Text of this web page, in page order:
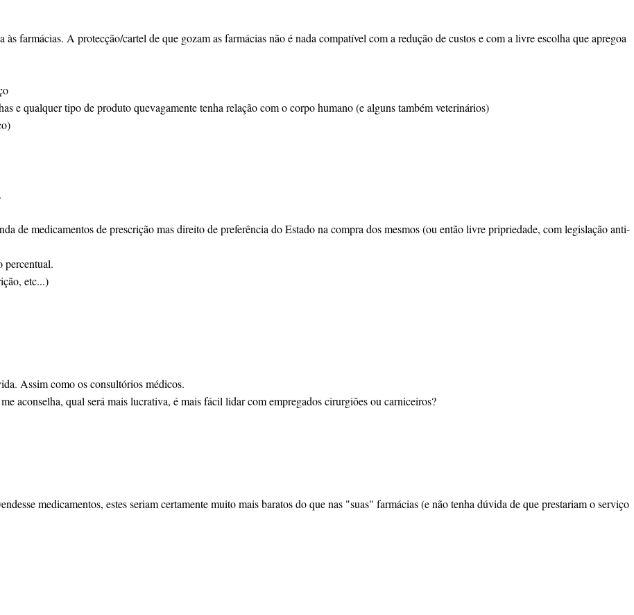
farmácias. A protecção/cartel de que gozam as farmácias não é nada compatível com a redução de custos e com a livre escolha que apregoa
e qualquer tipo de produto quevagamente tenha relação com o corpo humano (e alguns também veterinários)
de medicamentos de prescrição mas direito de preferência do Estado na compra dos mesmos (ou então livre pripriedade, com legislação anti-
percentual.
etc...)
Assim como os consultórios médicos.
aconselha, qual será mais lucrativa, é mais fácil lidar com empregados cirurgiões ou carniceiros?
medicamentos, estes seriam certamente muito mais baratos do que nas "suas" farmácias (e não tenha dúvida de que prestariam o serviço